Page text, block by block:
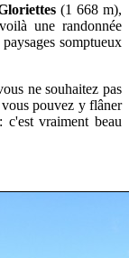
(1 668 m),
une randonnée
somptueux
ne souhaitez pas
pouvez y flâner
vraiment beau